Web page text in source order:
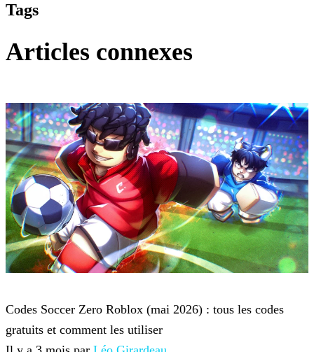
Tags
Articles connexes
Codes Soccer Zero Roblox (mai 2026) : tous les codes
gratuits et comment les utiliser